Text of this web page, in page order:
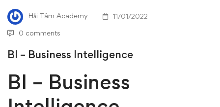
Hải Tâm Academy 11/01/2022
0 comments
BI – Business Intelligence
BI – Business